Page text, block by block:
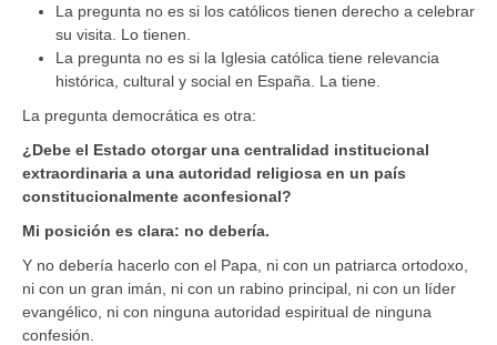
La pregunta no es si los católicos tienen derecho a celebrar
su visita. Lo tienen.
La pregunta no es si la Iglesia católica tiene relevancia
histórica, cultural y social en España. La tiene.
La pregunta democrática es otra:
¿Debe el Estado otorgar una centralidad institucional
extraordinaria a una autoridad religiosa en un país
constitucionalmente aconfesional?
Mi posición es clara: no debería.
Y no debería hacerlo con el Papa, ni con un patriarca ortodoxo,
ni con un gran imán, ni con un rabino principal, ni con un líder
evangélico, ni con ninguna autoridad espiritual de ninguna
confesión.